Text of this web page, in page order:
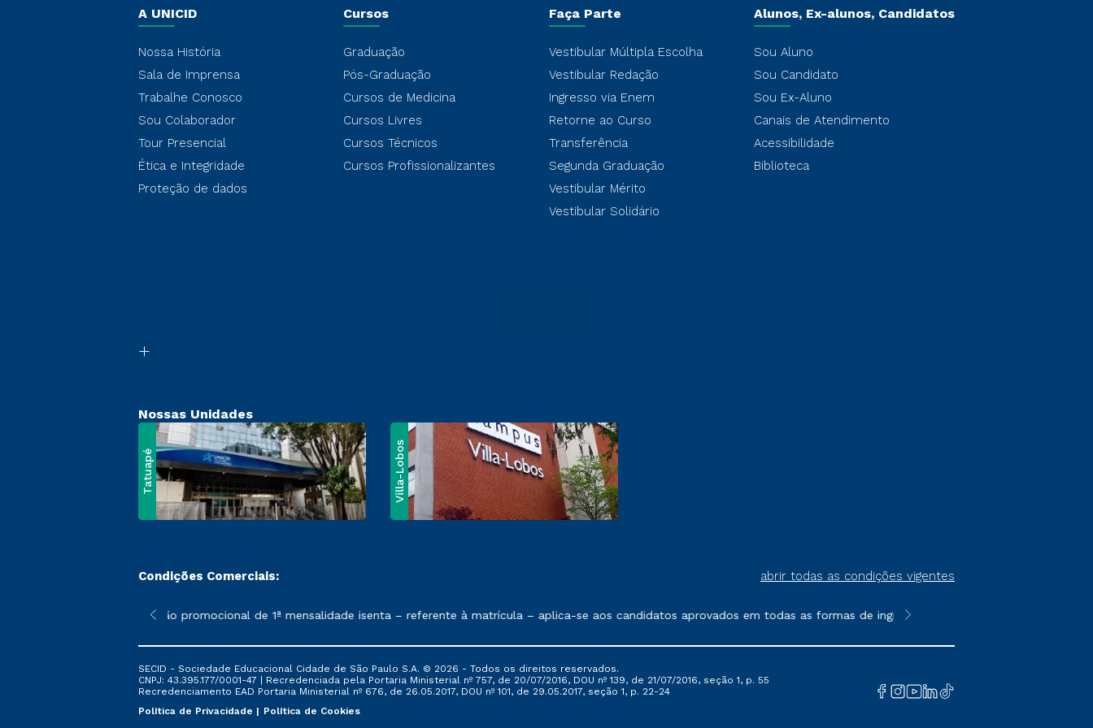
A UNICID
Nossa História
Sala de Imprensa
Trabalhe Conosco
Sou Colaborador
Tour Presencial
Ética e Integridade
Proteção de dados
Cursos
Graduação
Pós-Graduação
Cursos de Medicina
Cursos Livres
Cursos Técnicos
Cursos Profissionalizantes
Faça Parte
Vestibular Múltipla Escolha
Vestibular Redação
Ingresso via Enem
Retorne ao Curso
Transferência
Segunda Graduação
Vestibular Mérito
Vestibular Solidário
Alunos, Ex-alunos, Candidatos
Sou Aluno
Sou Candidato
Sou Ex-Aluno
Canais de Atendimento
Acessibilidade
Biblioteca
Nossas Unidades
Tatuapé Villa-Lobos
Condições Comerciais: abrir todas as condições vigentes
sofrer alterações nos períodos de rematrícula conforme exposto no contrato de prestação de serviços
*A condição promocional de 1ª mensalidade isenta – referente à matrícula – aplica-se aos candidatos aprovados em todas as formas de ingresso, exceto na prova on-line
**Semipresencial é um formato do
SECID - Sociedade Educacional Cidade de São Paulo S.A. © 2026 - Todos os direitos reservados.
CNPJ: 43.395.177/0001-47 | Recredenciada pela Portaria Ministerial nº 757, de 20/07/2016, DOU nº 139, de 21/07/2016, seção 1, p. 55
Recredenciamento EAD Portaria Ministerial nº 676, de 26.05.2017, DOU nº 101, de 29.05.2017, seção 1, p. 22-24
Política de Privacidade
Política de Cookies